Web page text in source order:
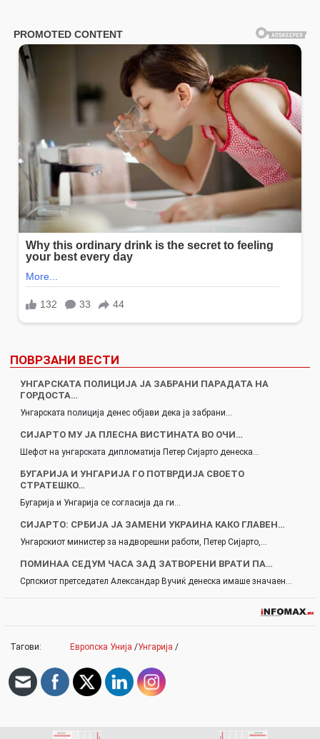
ПОВРЗАНИ ВЕСТИ
УНГАРСКАТА ПОЛИЦИЈА ЈА ЗАБРАНИ ПАРАДАТА НА
ГОРДОСТА…
Унгарската полиција денес објави дека ја забрани…
СИЈАРТО МУ ЈА ПЛЕСНА ВИСТИНАТА ВО ОЧИ…
Шефот на унгарската дипломатија Петер Сијарто денеска…
БУГАРИЈА И УНГАРИЈА ГО ПОТВРДИЈА СВОЕТО
СТРАТЕШКО…
Бугарија и Унгарија се согласија да ги…
СИЈАРТО: СРБИЈА ЈА ЗАМЕНИ УКРАИНА КАКО ГЛАВЕН…
Унгарскиот министер за надворешни работи, Петер Сијарто,…
ПОМИНАА СЕДУМ ЧАСА ЗАД ЗАТВОРЕНИ ВРАТИ ПА…
Српскиот претседател Александар Вучиќ денеска имаше значаен…
Тагови: Европска Унија /Унгарија /